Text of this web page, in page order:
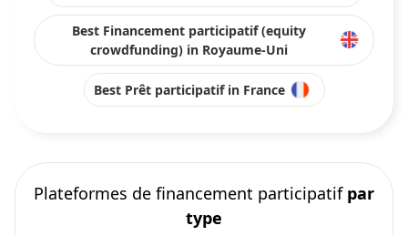
Best Financement participatif (equity
crowdfunding) in Royaume-Uni
Best Prêt participatif in France
Plateformes de financement participatif par
type